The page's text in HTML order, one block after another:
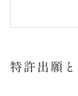
特許取
特許出
特許出願の
特許出願